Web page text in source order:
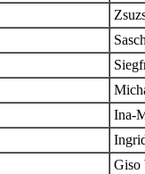
Ina-
Giso